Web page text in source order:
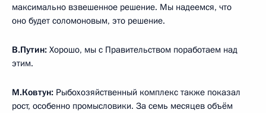
максимально взвешенное решение. Мы надеемся, что
оно будет соломоновым, это решение.
В.Путин: Хорошо, мы с Правительством поработаем над
этим.
М.Ковтун: Рыбохозяйственный комплекс также показал
рост, особенно промысловики. За семь месяцев объём